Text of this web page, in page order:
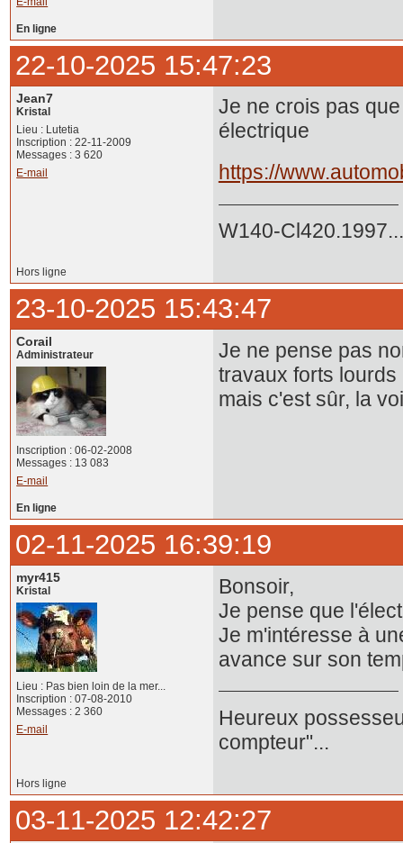
En ligne
22-10-2025 15:47:23
Jean7
Kristal
Lieu : Lutetia
Inscription : 22-11-2009
Messages : 3 620
E-mail
Je ne crois pas
électrique
https://
W140-Cl420.1997...
Hors ligne
23-10-2025 15:43:47
Corail
Administrateur
Inscription : 06-02-2008
Messages : 13 083
E-mail
Je ne pense pas
travaux forts lourds
mais c'est sûr, la
En ligne
02-11-2025 16:39:19
myr415
Kristal
Lieu : Pas bien loin de la mer...
Inscription : 07-08-2010
Messages : 2 360
E-mail
Bonsoir,
Je pense que
Je m'intéresse à
avance sur son
Heureux
compteur"...
Hors ligne
03-11-2025 12:42:27